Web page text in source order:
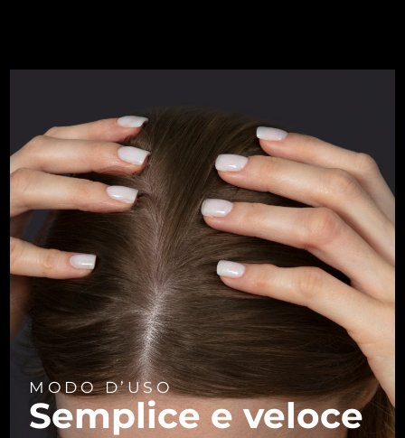
MODO D’USO
Semplice e veloce
Uzbekistan Consegna stimata3/2/2026
Consegna stimata